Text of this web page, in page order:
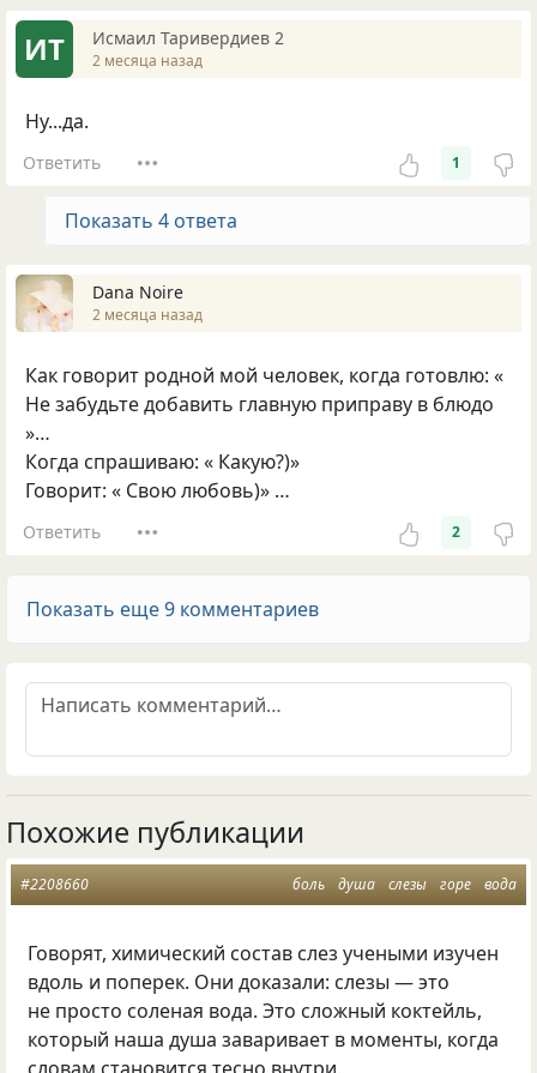
ИТ Исмаил Таривердиев 2
2 месяца назад
Ну...да.
Ответить 1
Показать 4 ответа
Dana Noire
2 месяца назад
Как говорит родной мой человек, когда готовлю: «
Не забудьте добавить главную приправу в блюдо
»…
Когда спрашиваю: « Какую?)»
Говорит: « Свою любовь)» …
Ответить 2
Показать еще 9 комментариев
Похожие публикации
боль душа слезы горе вода
#2208660
Говорят, химический состав слез учеными изучен
вдоль и поперек. Они доказали: слезы — это
не просто соленая вода. Это сложный коктейль,
который наша душа заваривает в моменты, когда